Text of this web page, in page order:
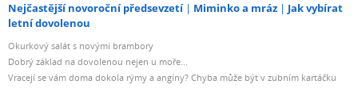
Nejčastější novoroční předsevzetí Miminko a mráz
Jak vybírat
letní dovolenou
Okurkový salát s novými brambory
Dobrý základ na dovolenou nejen u moře...
Vracejí se vám doma dokola rýmy a angíny? Chyba může být v zubním kartáčku